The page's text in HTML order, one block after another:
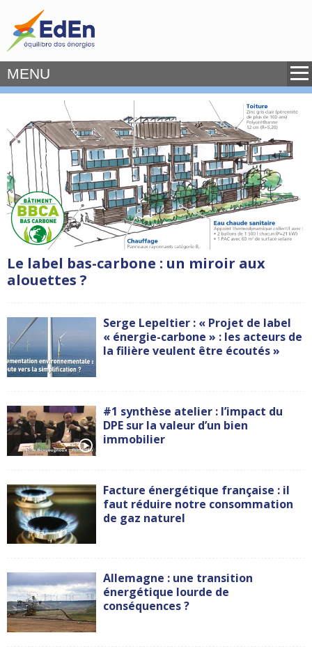
MENU
Le label bas-carbone : un miroir aux
alouettes ?
Serge Lepeltier : « Projet de label
« énergie-carbone » : les acteurs de
la filière veulent être écoutés »
#1 synthèse atelier : l’impact du
DPE sur la valeur d’un bien
immobilier
Facture énergétique française : il
faut réduire notre consommation
de gaz naturel
Allemagne : une transition
énergétique lourde de
conséquences ?